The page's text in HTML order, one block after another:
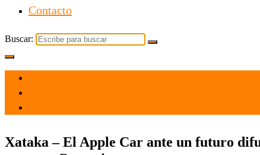
Contacto
Buscar:
Xataka – El Apple Car ante un futuro